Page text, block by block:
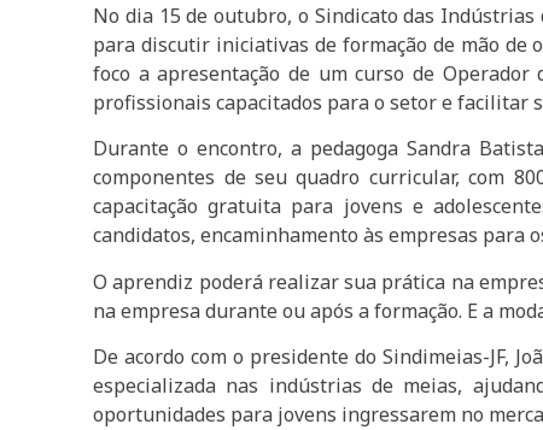
No dia 15 de outubro, o Sindicato das Indústrias
para discutir iniciativas de formação de mão de
foco a apresentação de um curso de
profissionais capacitados para o setor e facilitar
Durante o encontro, a pedagoga Sandra
componentes de seu quadro curricular, com
capacitação gratuita para jovens e
candidatos, encaminhamento às empresas para
O aprendiz poderá realizar sua prática na
na empresa durante ou após a formação. E a
De acordo com o presidente do Sindimeias-JF,
especializada nas indústrias de meias,
oportunidades para jovens ingressarem no